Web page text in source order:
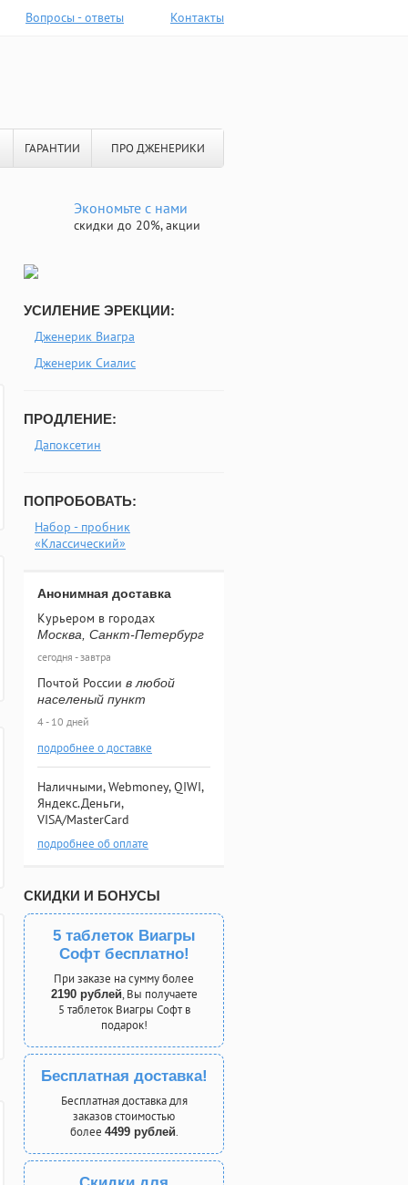
Вопросы - ответы Контакты
ГАРАНТИИ ПРО ДЖЕНЕРИКИ
Экономьте с нами
скидки до 20%, акции
УСИЛЕНИЕ ЭРЕКЦИИ:
Дженерик Виагра
Дженерик Сиалис
ПРОДЛЕНИЕ:
Дапоксетин
ПОПРОБОВАТЬ:
Набор - пробник
«Классический»
Анонимная доставка
Курьером в городах
Москва, Санкт-Петербург
сегодня - завтра
Почтой России в любой
населеный пункт
4 - 10 дней
подробнее о доставке
Наличными, Webmoney, QIWI,
Яндекс.Деньги,
VISA/MasterCard
подробнее об оплате
СКИДКИ И БОНУСЫ
5 таблеток Виагры
Софт бесплатно!
При заказе на сумму более
2190 рублей, Вы получаете
5 таблеток Виагры Софт в
подарок!
Бесплатная доставка!
Бесплатная доставка для
заказов стоимостью
более 4499 рублей.